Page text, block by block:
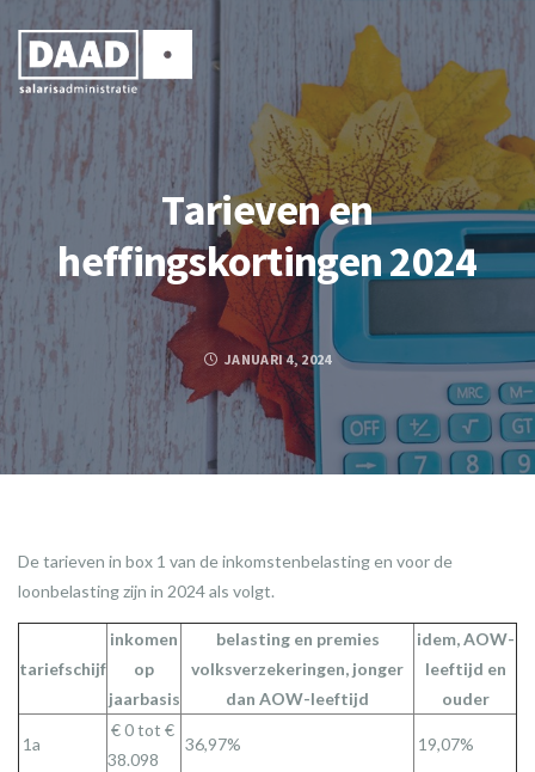
Tarieven en
heffingskortingen 2024
JANUARI 4, 2024
De tarieven in box 1 van de inkomstenbelasting en voor de
loonbelasting zijn in 2024 als volgt.
tariefschijf
inkomen
op
jaarbasis
belasting en premies
volksverzekeringen, jonger
dan AOW-leeftijd
idem, AOW-
leeftijd en
ouder
1a
€ 0 tot €
38.098
36,97% 19,07%